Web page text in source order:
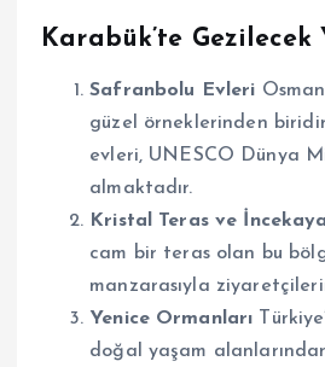
Karabük’te Gezilecek
Safranbolu Evleri
güzel örneklerinden
evleri, UNESCO Dünya
almaktadır.
Kristal Teras ve
cam bir teras olan bu
manzarasıyla
Yenice Ormanları
doğal yaşam